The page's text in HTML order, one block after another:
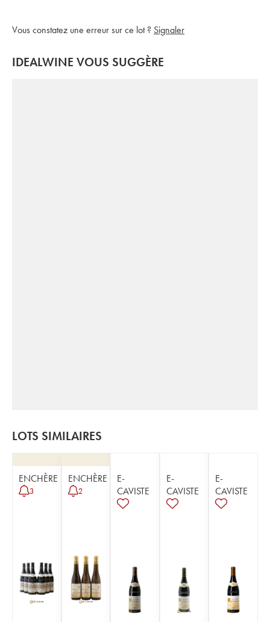
Vous constatez une erreur sur ce lot ? Signaler
IDEALWINE VOUS SUGGÈRE
LOTS SIMILAIRES
ENCHÈRE
3
ENCHÈRE
2
E-
CAVISTE
E-
CAVISTE
E-
CAVISTE